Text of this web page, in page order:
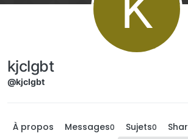
kjclgbt
@kjclgbt
À propos Messages0 Sujets0